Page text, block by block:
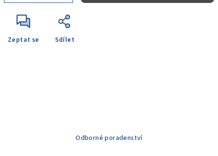
Zeptat se Sdílet
Odborné poradenství